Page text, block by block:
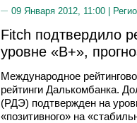
09 Января 2012, 11:00 |
Fitch подтвердило
уровне «B+»,
Международное
рейтинги Далькомбанка.
(РДЭ) подтвержден на
«позитивного» на